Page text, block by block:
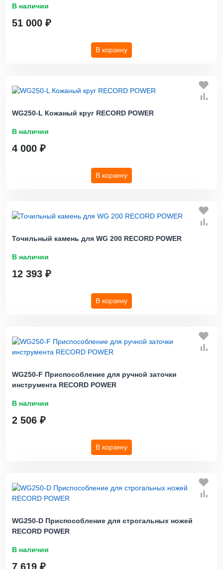
В наличии
51 000 ₽
В корзину
WG250-L Кожаный круг RECORD POWER
В наличии
4 000 ₽
В корзину
Точильный камень для WG 200 RECORD POWER
В наличии
12 393 ₽
В корзину
WG250-F Приспособление для ручной заточки
инструмента RECORD POWER
В наличии
2 506 ₽
В корзину
WG250-D Приспособление для строгальных ножей
RECORD POWER
В наличии
7 619 ₽